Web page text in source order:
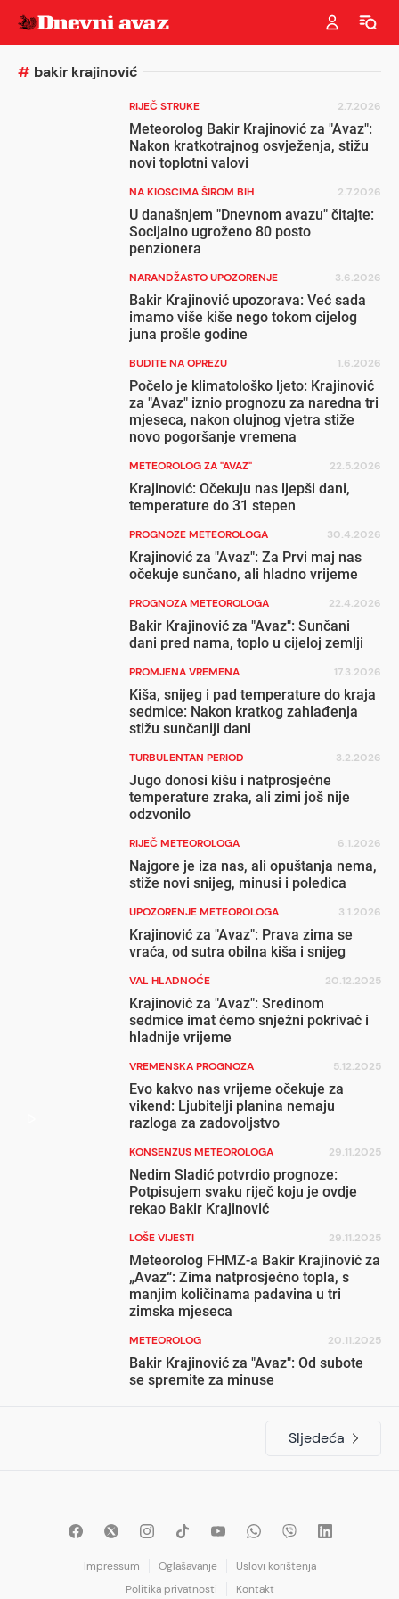
# bakir krajinović
RIJEČ STRUKE 2.7.2026
Meteorolog Bakir Krajinović za "Avaz":
Nakon kratkotrajnog osvježenja, stižu
novi toplotni valovi
NA KIOSCIMA ŠIROM BIH 2.7.2026
U današnjem "Dnevnom avazu" čitajte:
Socijalno ugroženo 80 posto
penzionera
NARANDŽASTO UPOZORENJE 3.6.2026
Bakir Krajinović upozorava: Već sada
imamo više kiše nego tokom cijelog
juna prošle godine
BUDITE NA OPREZU 1.6.2026
Počelo je klimatološko ljeto: Krajinović
za "Avaz" iznio prognozu za naredna tri
mjeseca, nakon olujnog vjetra stiže
novo pogoršanje vremena
METEOROLOG ZA "AVAZ" 22.5.2026
Krajinović: Očekuju nas ljepši dani,
temperature do 31 stepen
PROGNOZE METEOROLOGA 30.4.2026
Krajinović za "Avaz": Za Prvi maj nas
očekuje sunčano, ali hladno vrijeme
PROGNOZA METEOROLOGA 22.4.2026
Bakir Krajinović za "Avaz": Sunčani
dani pred nama, toplo u cijeloj zemlji
PROMJENA VREMENA 17.3.2026
Kiša, snijeg i pad temperature do kraja
sedmice: Nakon kratkog zahlađenja
stižu sunčaniji dani
TURBULENTAN PERIOD 3.2.2026
Jugo donosi kišu i natprosječne
temperature zraka, ali zimi još nije
odzvonilo
RIJEČ METEOROLOGA 6.1.2026
Najgore je iza nas, ali opuštanja nema,
stiže novi snijeg, minusi i poledica
UPOZORENJE METEOROLOGA 3.1.2026
Krajinović za "Avaz": Prava zima se
vraća, od sutra obilna kiša i snijeg
VAL HLADNOĆE 20.12.2025
Krajinović za "Avaz": Sredinom
sedmice imat ćemo snježni pokrivač i
hladnije vrijeme
VREMENSKA PROGNOZA 5.12.2025
Evo kakvo nas vrijeme očekuje za
vikend: Ljubitelji planina nemaju
razloga za zadovoljstvo
KONSENZUS METEOROLOGA 29.11.2025
Nedim Sladić potvrdio prognoze:
Potpisujem svaku riječ koju je ovdje
rekao Bakir Krajinović
LOŠE VIJESTI 29.11.2025
Meteorolog FHMZ-a Bakir Krajinović za
„Avaz“: Zima natprosječno topla, s
manjim količinama padavina u tri
zimska mjeseca
METEOROLOG 20.11.2025
Bakir Krajinović za "Avaz": Od subote
se spremite za minuse
Sljedeća
Impressum Oglašavanje
Uslovi korištenja
Politika privatnosti
Kontakt